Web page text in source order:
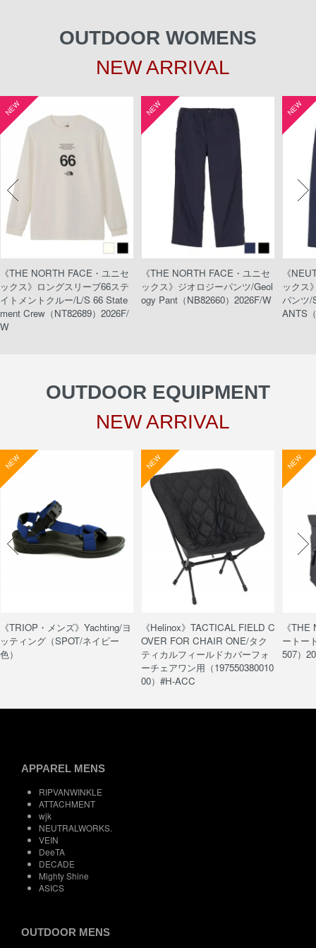
OUTDOOR WOMENS
NEW ARRIVAL
NEW
《THE NORTH FACE・ユニセ
ックス》ロングスリーブ66ステ
イトメントクルー/L/S 66 State
ment Crew（NT82689）2026F/
W
NEW
《THE NORTH FACE・ユニセ
ックス》ジオロジーパンツ/Geol
ogy Pant（NB82660）2026F/W
NEW
《
ックス
パンツ
ANTS
OUTDOOR EQUIPMENT
NEW ARRIVAL
NEW
《TRIOP・メンズ》Yachting/ヨ
ッティング（SPOT/ネイビー
色）
NEW
《Helinox》TACTICAL FIELD C
OVER FOR CHAIR ONE/タク
ティカルフィールドカバーフォ
ーチェアワン用（197550380010
00）#H-ACC
NEW
《
ートー
507）
APPAREL MENS
RIPVANWINKLE
ATTACHMENT
wjk
NEUTRALWORKS.
VEIN
DeeTA
DECADE
Mighty Shine
ASICS
OUTDOOR MENS